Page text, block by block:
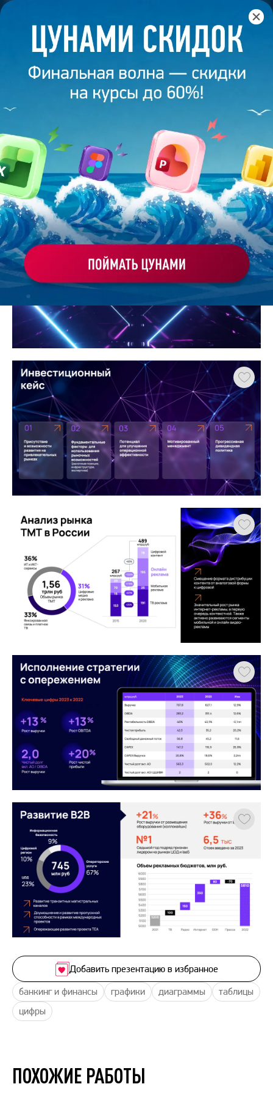
Главная /Банк слайдов / Презентация 539 – Юлия С.
ПРЕЗЕНТАЦИЯ 539 - ЮЛИЯ С.
Моё избранное
Работа
студента
ХОЧУ ЗАКАЗАТЬ ТАКУЮ ПРЕЗЕНТАЦИЮ
банкинг и финансы графики диаграммы
таблицы
цифры
Добавить презентацию в избранное
ПОХОЖИЕ РАБОТЫ